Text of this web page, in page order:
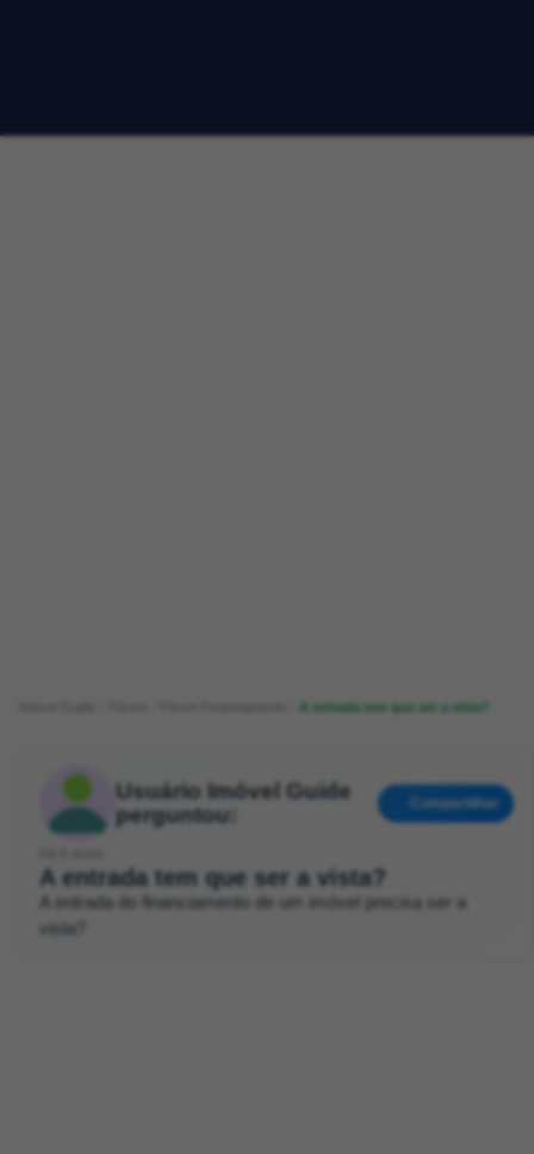
A entrada tem que ser a vista?
Usuário Imóvel Guide
perguntou:
Compartilhar
A entrada tem que ser a vista?
A entrada do financiamento de um imóvel precisa ser a
vista?